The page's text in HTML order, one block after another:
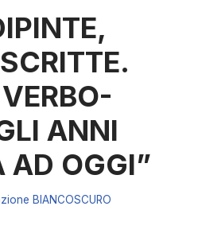
ANNI
AD OGGI”
BIANCOSCURO